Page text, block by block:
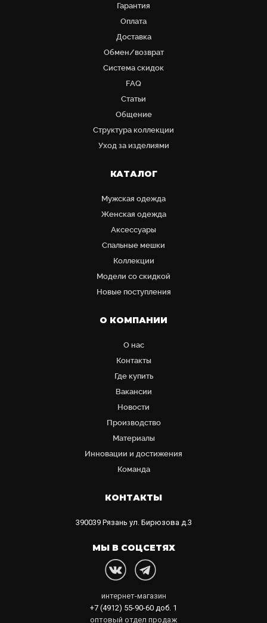
Гарантия
Оплата
Доставка
Обмен/возврат
Система скидок
FAQ
Статьи
Общение
Структура коллекции
Уход за изделиями
КАТАЛОГ
Мужская одежда
Женская одежда
Аксессуары
Cпальные мешки
Коллекции
Модели со скидкой
Новые поступления
О КОМПАНИИ
О нас
Контакты
Где купить
Вакансии
Новости
Производство
Материалы
Инновации и достижения
Команда
КОНТАКТЫ
390039 Рязань ул. Бирюзова д.3
МЫ В СОЦСЕТЯХ
интернет-магазин
+7 (4912) 55-90-60 доб. 1
оптовый отдел продаж